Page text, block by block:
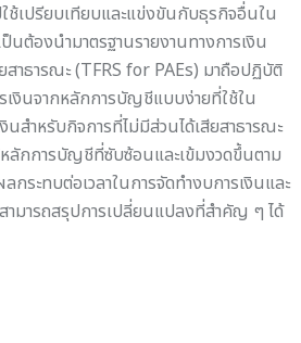
ใช้เปรียบเทียบและแข่งขันกับธุรกิจอื่นใน
ต้องนำมาตรฐานรายงานทางการเงิน
สาธารณะ (TFRS for PAEs) มาถือปฏิบัติ
งินจากหลักการบัญชีแบบง่ายที่ใช้ใน
นสำหรับกิจการที่ไม่มีส่วนได้เสียสาธารณะ
ลักการบัญชีที่ซับซ้อนและเข้มงวดขึ้นตาม
กระทบต่อเวลาในการจัดทำงบการเงินและ
มารถสรุปการเปลี่ยนแปลงที่สำคัญ ๆ ได้